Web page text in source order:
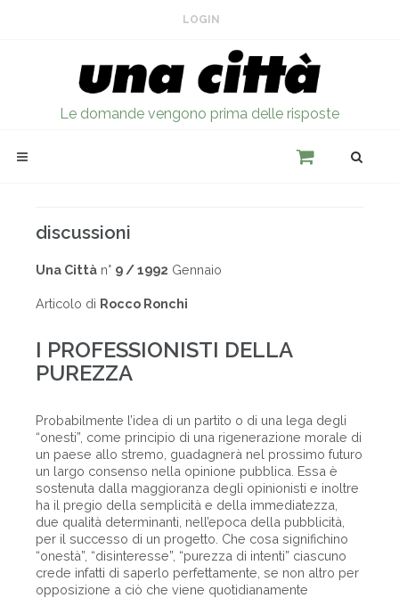
LOGIN
Le domande vengono prima delle risposte
discussioni
Una Città n° 9 / 1992 Gennaio
Articolo di Rocco Ronchi
I PROFESSIONISTI DELLA
PUREZZA
Probabilmente l’idea di un partito o di una lega degli
“onesti”, come principio di una rigenerazione morale di
un paese allo stremo, guadagnerà nel prossimo futuro
un largo consenso nella opinione pubblica. Essa è
sostenuta dalla mag­gioranza degli opinionisti e inoltre
ha il pregio della semplicità e della immediatezza,
due qualità determinanti, nell’epoca della pubblicità,
per il successo di un progetto. Che cosa significhino
“onestà”, “disinteresse”, “purezza di intenti” ciascuno
crede infatti di saperlo perfettamente, se non altro per
opposizione a ciò che viene quotidianamente